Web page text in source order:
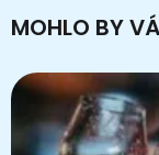
MOHLO BY